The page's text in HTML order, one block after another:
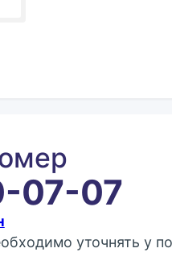
07-07
уточнять у